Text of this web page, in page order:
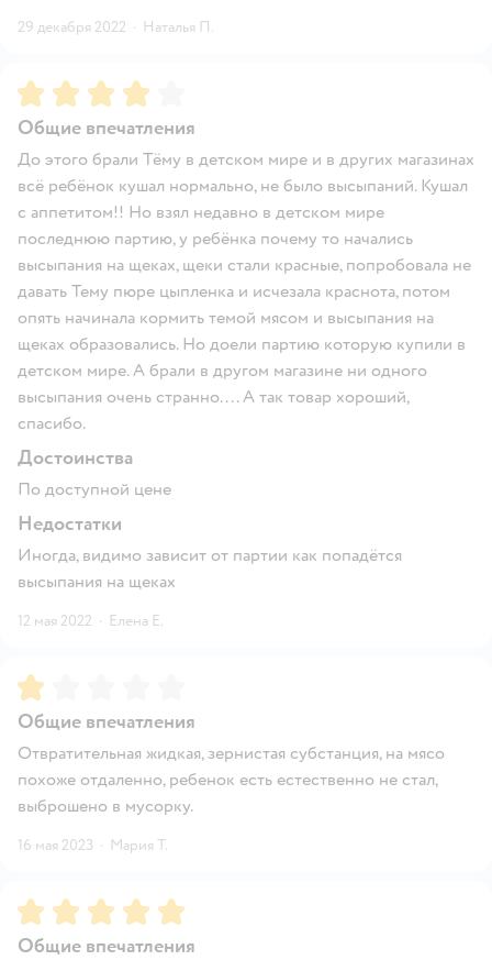
29 декабря 2022 · Наталья П.
Рейтинг:4
Общие впечатления
До этого брали Тёму в детском мире и в других магазинах
всё ребёнок кушал нормально, не было высыпаний. Кушал
с аппетитом!! Но взял недавно в детском мире
последнюю партию, у ребёнка почему то начались
высыпания на щеках, щеки стали красные, попробовала не
давать Тему пюре цыпленка и исчезала краснота, потом
опять начинала кормить темой мясом и высыпания на
щеках образовались. Но доели партию которую купили в
детском мире. А брали в другом магазине ни одного
высыпания очень странно.... А так товар хороший,
спасибо.
Достоинства
По доступной цене
Недостатки
Иногда, видимо зависит от партии как попадётся
высыпания на щеках
12 мая 2022 · Елена Е.
Рейтинг:
Общие впечатления
Отвратительная жидкая, зернистая субстанция, на мясо
похоже отдаленно, ребенок есть естественно не стал,
выброшено в мусорку.
16 мая 2023 · Мария Т.
Рейтинг:5
Общие впечатления